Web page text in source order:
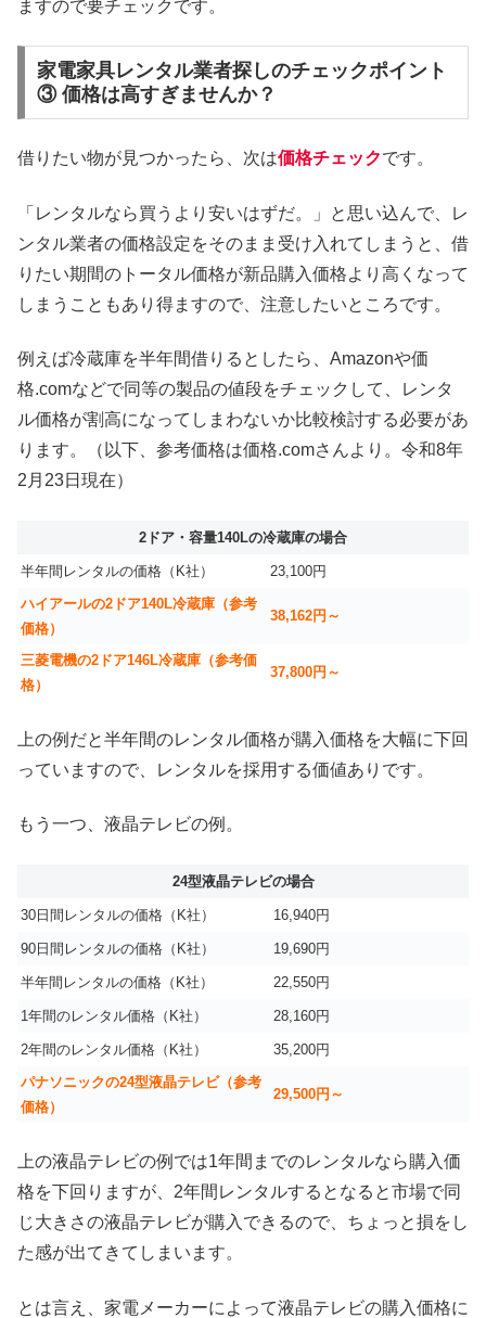
ますので要チェックです。
家電家具レンタル業者探しのチェックポイント
③ 価格は高すぎませんか？
借りたい物が見つかったら、次は価格チェックです。
「レンタルなら買うより安いはずだ。」と思い込んで、レ
ンタル業者の価格設定をそのまま受け入れてしまうと、借
りたい期間のトータル価格が新品購入価格より高くなって
しまうこともあり得ますので、注意したいところです。
例えば冷蔵庫を半年間借りるとしたら、Amazonや価
格.comなどで同等の製品の値段をチェックして、レンタ
ル価格が割高になってしまわないか比較検討する必要があ
ります。（以下、参考価格は価格.comさんより。令和8年
2月23日現在）
2ドア・容量140Lの冷蔵庫の場合
半年間レンタルの価格（K社）
23,100円
ハイアールの2ドア140L冷蔵庫（参考
価格）
38,162円～
三菱電機の2ドア146L冷蔵庫（参考価
格）
37,800円～
上の例だと半年間のレンタル価格が購入価格を大幅に下回
っていますので、レンタルを採用する価値ありです。
もう一つ、液晶テレビの例。
24型液晶テレビの場合
30日間レンタルの価格（K社） 16,940円
90日間レンタルの価格（K社） 19,690円
半年間レンタルの価格（K社） 22,550円
1年間のレンタル価格（K社） 28,160円
2年間のレンタル価格（K社）
35,200円
パナソニックの24型液晶テレビ（参考
価格）
29,500円～
上の液晶テレビの例では1年間までのレンタルなら購入価
格を下回りますが、2年間レンタルするとなると市場で同
じ大きさの液晶テレビが購入できるので、ちょっと損をし
た感が出てきてしまいます。
とは言え、家電メーカーによって液晶テレビの購入価格に